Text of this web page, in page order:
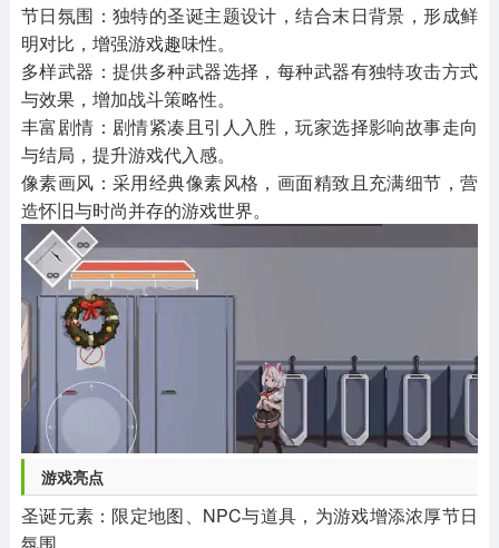
节日氛围：独特的圣诞主题设计，结合末日背景，形成鲜
明对比，增强游戏趣味性。
多样武器：提供多种武器选择，每种武器有独特攻击方式
与效果，增加战斗策略性。
丰富剧情：剧情紧凑且引人入胜，玩家选择影响故事走向
与结局，提升游戏代入感。
像素画风：采用经典像素风格，画面精致且充满细节，营
造怀旧与时尚并存的游戏世界。
游戏亮点
圣诞元素：限定地图、NPC与道具，为游戏增添浓厚节日
氛围。